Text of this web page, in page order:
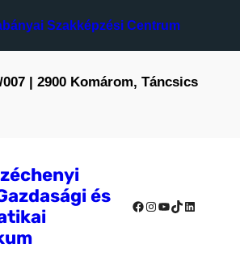
Szakképzési Centrum
| 2900 Komárom, Táncsics
és
Facebook
Instagram
YouTube
TikTok
LinkedIn